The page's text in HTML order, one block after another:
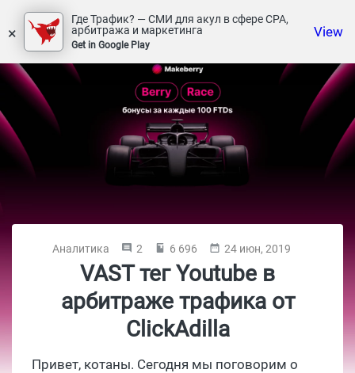
×
Где Трафик? — СМИ для акул в сфере СРА,
арбитража и маркетинга
Get in Google Play
View
Аналитика 2 6 696 24 июн, 2019
VAST тег Youtube в
арбитраже трафика от
ClickAdilla
Привет, котаны. Сегодня мы поговорим о